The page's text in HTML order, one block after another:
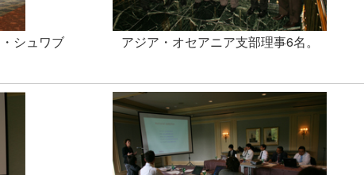
シュワブ
アジア・オセアニア支部理事6名。